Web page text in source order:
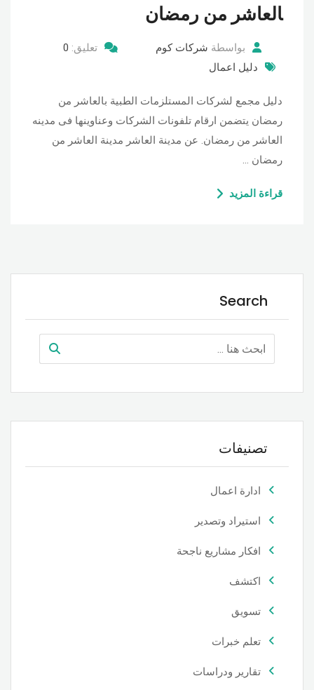
العاشر من رمضان
بواسطة شركات كوم تعليق: 0
دليل اعمال
دليل مجمع لشركات المستلزمات الطبية بالعاشر من
رمضان يتضمن ارقام تلفونات الشركات وعناوينها فى مدينه
العاشر من رمضان. عن مدينة العاشر مدينة العاشر من
رمضان …
قراءة المزيد
Search
تصنيفات
ادارة اعمال
استيراد وتصدير
افكار مشاريع ناجحة
اكتشف
تسويق
تعلم خبرات
تقارير ودراسات